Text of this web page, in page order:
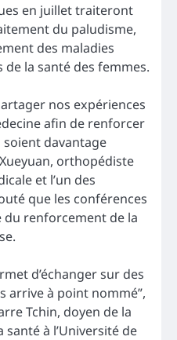
en juillet traiteront
du paludisme,
des maladies
la santé des femmes.
nos expériences
afin de renforcer
soient davantage
orthopédiste
et l’un des
que les conférences
du renforcement de la
d’échanger sur des
arrive à point nommé”,
Tchin, doyen de la
santé à l’Université de